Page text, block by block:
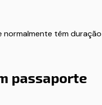
normalmente têm duração
passaporte